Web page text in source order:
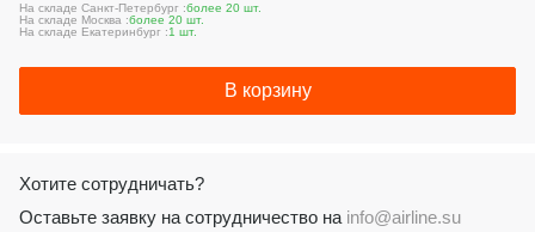
На складе Санкт-Петербург :более 20 шт.
На складе Москва :более 20 шт.
На складе Екатеринбург :1 шт.
В корзину
Хотите сотрудничать?
Оставьте заявку на сотрудничество на info@airline.su